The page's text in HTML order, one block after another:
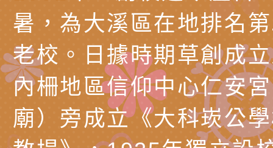
告條約專要文件及附
告
安全宣導標語播放表
宣導影像素材
檢送桃園市政府消防
宣導影片」宣導短片
載網址：
https://reurl.cc/
轉知本市特殊教育學
行為問題支持資源中
「桃園市114學年度
估人員魏氏五版寒假
函轉農業部酪農產業
乳相關宣導推廣圖卡
檢送桃園市政府LED
字稿及LCD託播影（
為提升兒少性剝削防
暑，為大溪區在地排名
老校。日據時期草創成
內柵地區信仰中心仁安
廟）旁成立《大科崁公